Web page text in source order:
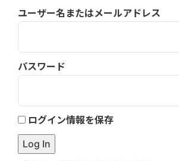
ユーザー名またはメールアドレス
パスワード
ログイン情報を保存